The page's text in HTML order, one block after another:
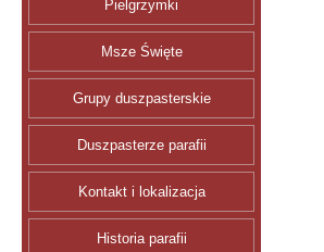
Pielgrzymki
Msze Święte
Grupy duszpasterskie
Duszpasterze parafii
Kontakt i lokalizacja
Historia parafii